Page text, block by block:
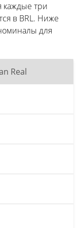
каждые три
в BRL. Ниже
для
Real